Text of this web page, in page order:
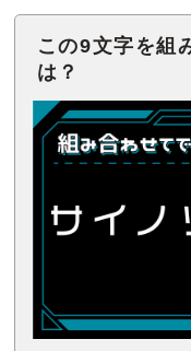
この9文字を組
は？